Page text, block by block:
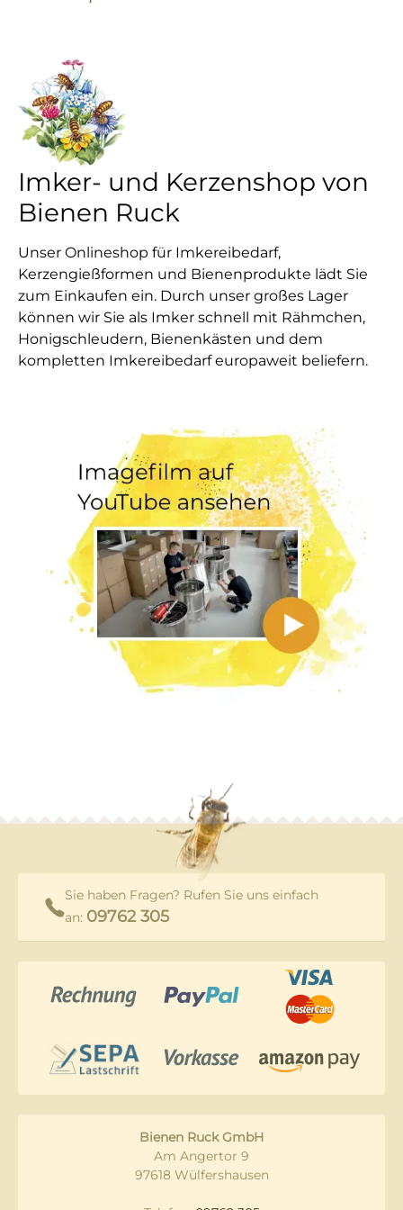
Imker- und Kerzenshop von
Bienen Ruck
Unser Onlineshop für Imkereibedarf,
Kerzengießformen und Bienenprodukte lädt Sie
zum Einkaufen ein. Durch unser großes Lager
können wir Sie als Imker schnell mit Rähmchen,
Honigschleudern, Bienenkästen und dem
kompletten Imkereibedarf europaweit beliefern.
Sie haben Fragen? Rufen Sie uns einfach
an: 09762 305
Bienen Ruck GmbH
Am Angertor 9
97618 Wülfershausen